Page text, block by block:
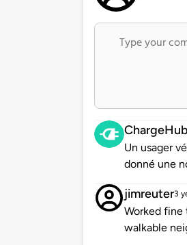
Un usager
donné une
jimreuter3
Worked fine
walkable